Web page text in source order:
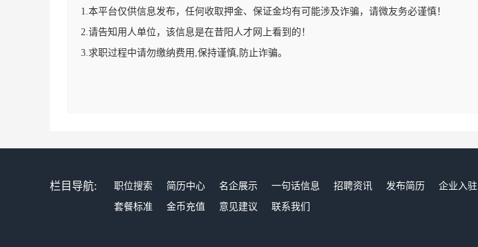
1.本平台仅供信息发布，任何收取押金、保证金均有可能涉及诈骗，请微友务必谨慎！
2.请告知用人单位，该信息是在昔阳人才网上看到的！
3.求职过程中请勿缴纳费用,保持谨慎,防止诈骗。
栏目导航: 职位搜索 简历中心 名企展示 一句话信息 招聘资讯 发布简历 企业入驻
套餐标准
金币充值 意见建议 联系我们